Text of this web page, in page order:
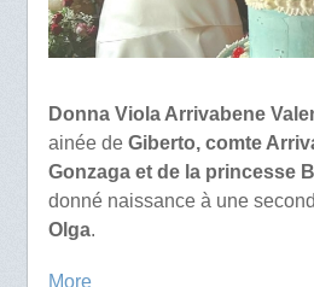
Donna Viola Arrivabene
ainée de Giberto, comte
Gonzaga et de la princesse
donné naissance à une
Olga.
More